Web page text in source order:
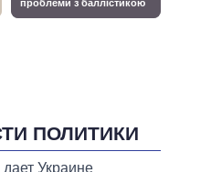
ПОЛИТИКИ
Украине